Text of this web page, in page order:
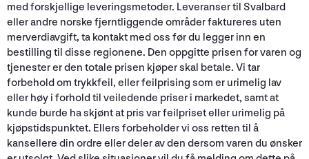
med forskjellige leveringsmetoder. Leveranser til Svalbard
eller andre norske fjerntliggende områder faktureres uten
merverdiavgift, ta kontakt med oss før du legger inn en
bestilling til disse regionene. Den oppgitte prisen for varen og
tjenester er den totale prisen kjøper skal betale. Vi tar
forbehold om trykkfeil, eller feilprising som er urimelig lav
eller høy i forhold til veiledende priser i markedet, samt at
kunde burde ha skjønt at pris var feilpriset eller urimelig på
kjøpstidspunktet. Ellers forbeholder vi oss retten til å
kansellere din ordre eller deler av den dersom varen du ønsker